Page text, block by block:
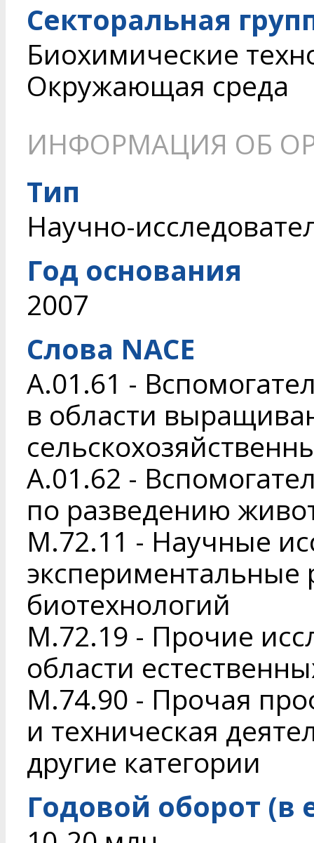
Секторальная
Биохимические
Окружающая среда
ИНФОРМАЦИЯ ОБ
Тип
Научно-
Год основания
2007
Слова NACE
A.01.61 -
в области
A.01.62 -
по разведению
M.72.11 - Научные
экспериментальные
биотехнологий
M.72.19 - Прочие
области
M.74.90 - Прочая
и техническая
другие категории
Годовой оборот (в